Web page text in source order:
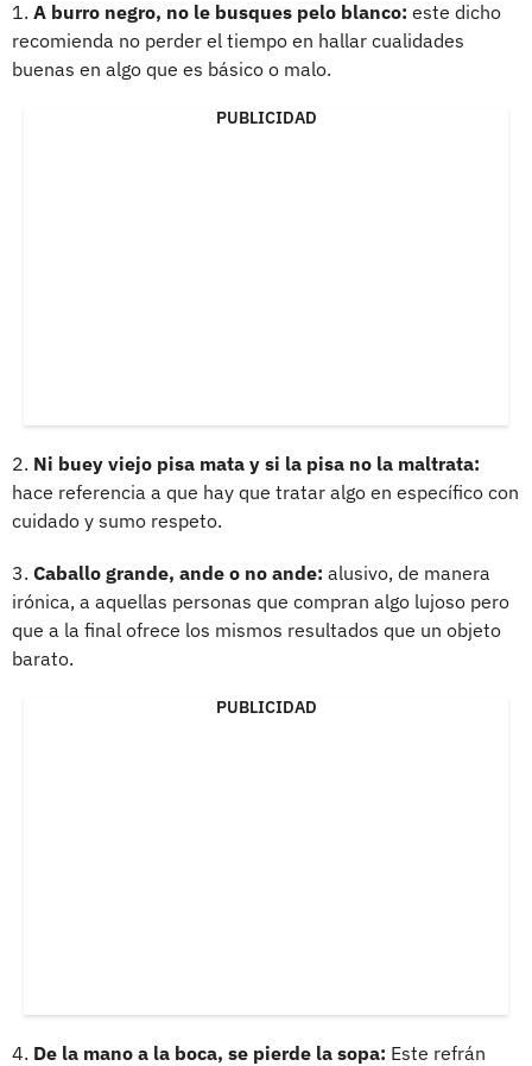
1. A burro negro, no le busques pelo blanco: este dicho
recomienda no perder el tiempo en hallar cualidades
buenas en algo que es básico o malo.
PUBLICIDAD
2. Ni buey viejo pisa mata y si la pisa no la maltrata:
hace referencia a que hay que tratar algo en específico con
cuidado y sumo respeto.
3. Caballo grande, ande o no ande: alusivo, de manera
irónica, a aquellas personas que compran algo lujoso pero
que a la final ofrece los mismos resultados que un objeto
barato.
PUBLICIDAD
4. De la mano a la boca, se pierde la sopa: Este refrán